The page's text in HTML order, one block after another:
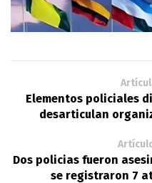
Elementos policiales
desarticulan
Dos policias fueron
se registraron 7